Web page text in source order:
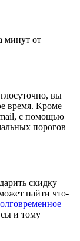
минут от
вы
время. Кроме
с помощью
порогов
скидку
найти что-
и тому